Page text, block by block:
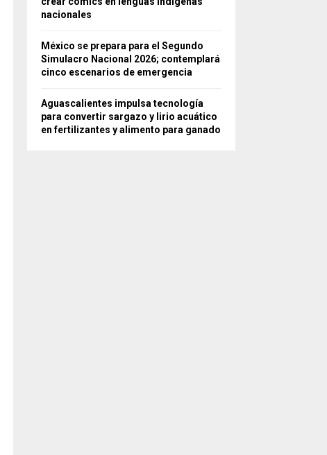
nacionales
México se prepara para el Segundo
Simulacro Nacional 2026; contemplará
cinco escenarios de emergencia
Aguascalientes impulsa tecnología
para convertir sargazo y lirio acuático
en fertilizantes y alimento para ganado